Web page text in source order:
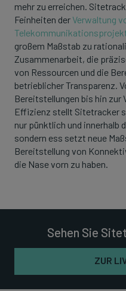
mehr zu erreichen.
Feinheiten derVerwaltung
großem Maßstab zu
Zusammenarbeit, die
von Ressourcen und die
betrieblicher Transparenz.
Bereitstellungen bis hin zur
Effizienz stellt Sitetracker
nur pünktlich und innerhalb
sondern ess setzt neue
Bereitstellung von
die Nase vorn zu haben.
Sehen Sie
ZUR